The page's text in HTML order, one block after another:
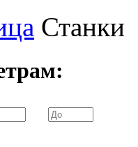
Станки